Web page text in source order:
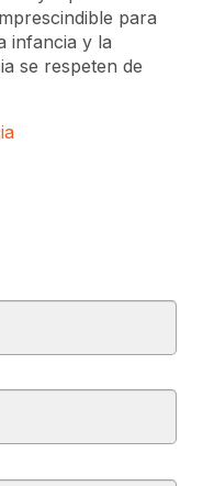
para
infancia y la
se respeten de